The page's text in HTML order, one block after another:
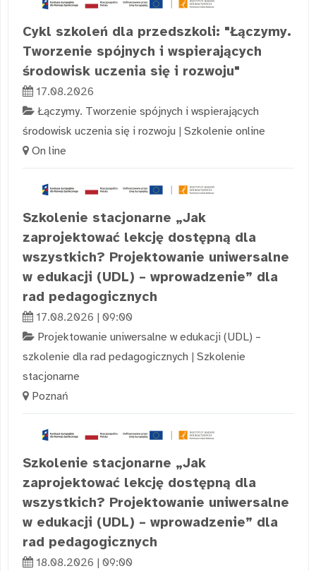
Cykl szkoleń dla przedszkoli: "Łączymy.
Tworzenie spójnych i wspierających
środowisk uczenia się i rozwoju"
17.08.2026
Łączymy. Tworzenie spójnych i wspierających
środowisk uczenia się i rozwoju | Szkolenie online
On line
Szkolenie stacjonarne „Jak
zaprojektować lekcję dostępną dla
wszystkich? Projektowanie uniwersalne
w edukacji (UDL) – wprowadzenie” dla
rad pedagogicznych
17.08.2026 | 09:00
Projektowanie uniwersalne w edukacji (UDL) –
szkolenie dla rad pedagogicznych | Szkolenie
stacjonarne
Poznań
Szkolenie stacjonarne „Jak
zaprojektować lekcję dostępną dla
wszystkich? Projektowanie uniwersalne
w edukacji (UDL) – wprowadzenie” dla
rad pedagogicznych
18.08.2026 | 09:00